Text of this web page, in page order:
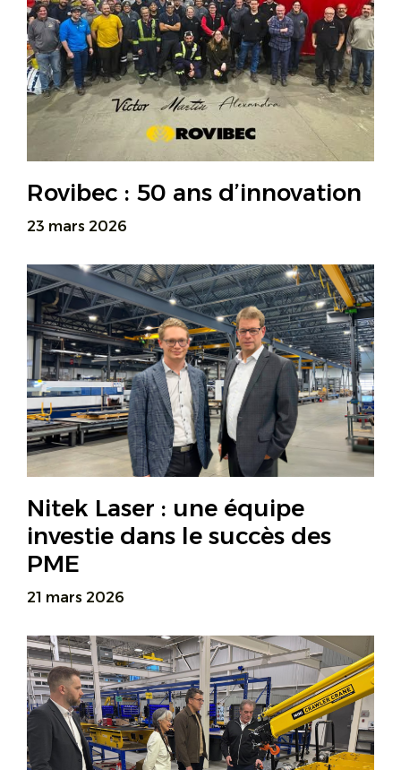
Rovibec : 50 ans d’innovation
23 mars 2026
Nitek Laser : une équipe
investie dans le succès des
PME
21 mars 2026